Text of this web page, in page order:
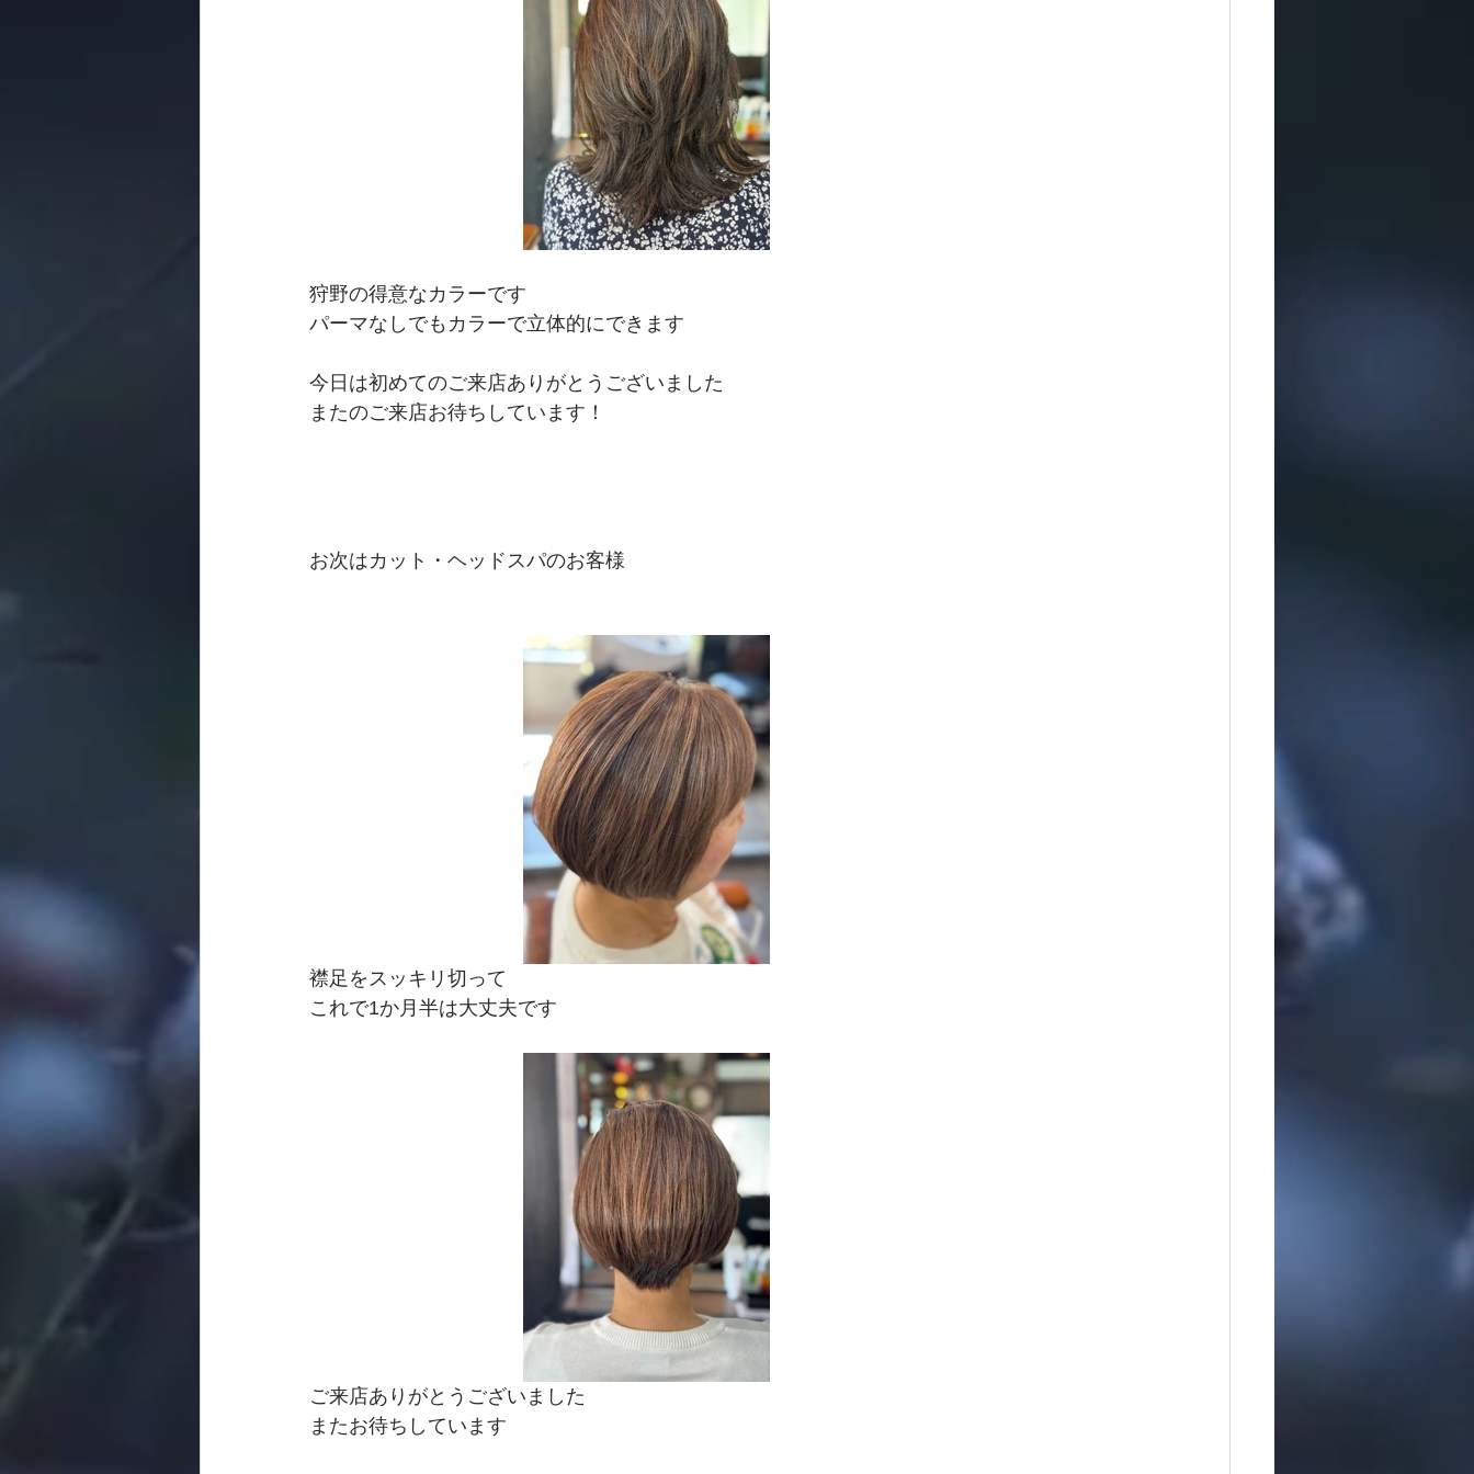
狩野の得意なカラーです
パーマなしでもカラーで立体的にできます
今日は初めてのご来店ありがとうございました
またのご来店お待ちしています！
お次はカット・ヘッドスパのお客様
襟足をスッキリ切って
これで1か月半は大丈夫です
ご来店ありがとうございました
またお待ちしています